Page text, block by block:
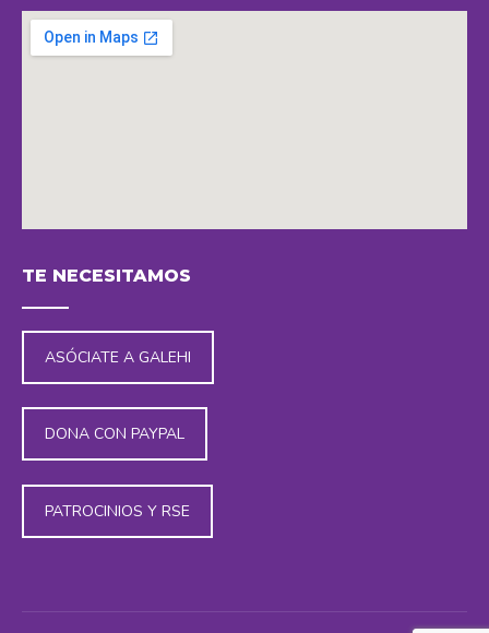
in
new
in
new
in
new
in
new
TE NECESITAMOS
ASÓCIATE A GALEHI
DONA CON PAYPAL
PATROCINIOS Y RSE